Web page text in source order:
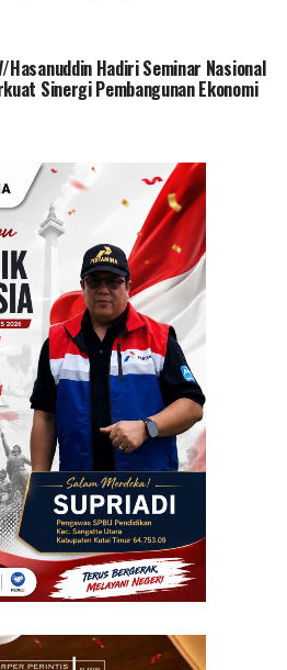
Hasanuddin Hadiri Seminar Nasional
Sinergi Pembangunan Ekonomi